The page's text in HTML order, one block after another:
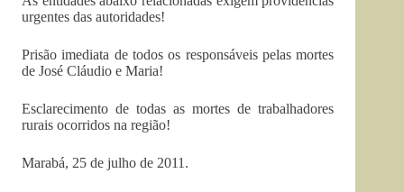
urgentes das autoridades!
Prisão imediata de todos os responsáveis pelas mortes
de José Cláudio e Maria!
Esclarecimento de todas as mortes de trabalhadores
rurais ocorridos na região!
Marabá, 25 de julho de 2011.